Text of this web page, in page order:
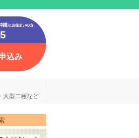
込み
大型二種など